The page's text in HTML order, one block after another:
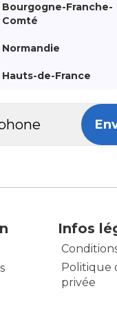
Bourgogne-Franche-
Comté
Normandie
Hauts-de-France
Infos
Politique
privée